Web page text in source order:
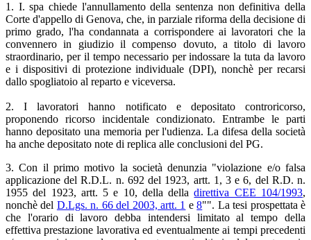
1. I. spa chiede l'annullamento della sentenza non definitiva della
Corte d'appello di Genova, che, in parziale riforma della decisione di
primo grado, l'ha condannata a corrispondere ai lavoratori che la
convennero in giudizio il compenso dovuto, a titolo di lavoro
straordinario, per il tempo necessario per indossare la tuta da lavoro
e i dispositivi di protezione individuale (DPI), nonchè per recarsi
dallo spogliatoio al reparto e viceversa.
2. I lavoratori hanno notificato e depositato controricorso,
proponendo ricorso incidentale condizionato. Entrambe le parti
hanno depositato una memoria per l'udienza. La difesa della società
ha anche depositato note di replica alle conclusioni del PG.
3. Con il primo motivo la società denunzia "violazione e/o falsa
applicazione del R.D.L. n. 692 del 1923, artt. 1, 3 e 6, del R.D. n.
1955 del 1923, artt. 5 e 10, della delladirettiva CEE 104/1993,
nonchè del D.Lgs. n. 66 del 2003, artt. 1 e8"". La tesi prospettata è
che l'orario di lavoro debba intendersi limitato al tempo della
effettiva prestazione lavorativa ed eventualmente ai tempi precedenti